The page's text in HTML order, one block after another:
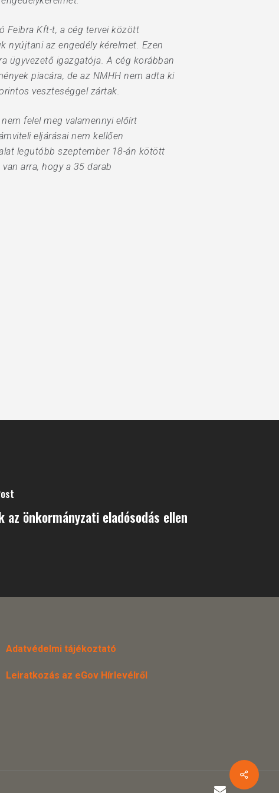
Feibra Kft-t, a cég tervei között
nyújtani az engedély kérelmet. Ezen
ügyvezető igazgatója. A cég korábban
piacára, de az NMHH nem adta ki
veszteséggel zártak.
felel meg valamennyi előírt
eljárásai nem kellően
legutóbb szeptember 18-án kötött
arra, hogy a 35 darab
az önkormányzati eladósodás ellen
Adatvédelmi tájékoztató
Leiratkozás az eGov Hírlevélről
email